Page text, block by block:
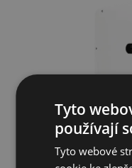
Tyto
používají
Tyto webové